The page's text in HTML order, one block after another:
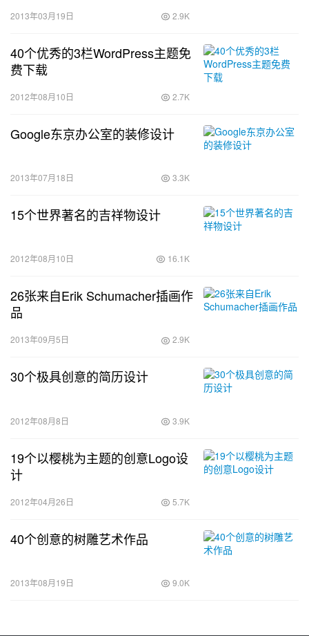
2013年03月19日 2.9K
40个优秀的3栏WordPress主题免
费下载
2012年08月10日 2.7K
Google东京办公室的装修设计
2013年07月18日 3.3K
15个世界著名的吉祥物设计
2012年08月10日 16.1K
26张来自Erik Schumacher插画作
品
2013年09月5日 2.9K
30个极具创意的简历设计
2012年08月8日 3.9K
19个以樱桃为主题的创意Logo设
计
2012年04月26日 5.7K
40个创意的树雕艺术作品
2013年08月19日 9.0K